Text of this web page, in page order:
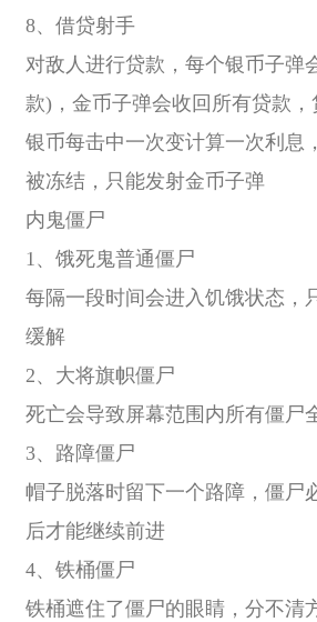
8、借贷射手
对敌人进行贷款，每个银币子弹
款)，金币子弹会收回所有贷款，
银币每击中一次变计算一次利息
被冻结，只能发射金币子弹
内鬼僵尸
1、饿死鬼普通僵尸
每隔一段时间会进入饥饿状态，
缓解
2、大将旗帜僵尸
死亡会导致屏幕范围内所有僵尸
3、路障僵尸
帽子脱落时留下一个路障，僵尸
后才能继续前进
4、铁桶僵尸
铁桶遮住了僵尸的眼睛，分不清